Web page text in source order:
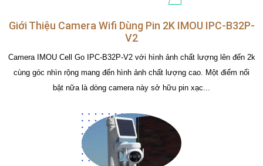
Giới Thiệu Camera Wifi Dùng Pin 2K IMOU IPC-B32P-
V2
Camera IMOU Cell Go IPC-B32P-V2 với hình ảnh chất lượng lên đến 2k
cùng góc nhìn rộng mang đến hình ảnh chất lượng cao. Một điểm nổi
bật nữa là dòng camera này sở hữu pin xạc...